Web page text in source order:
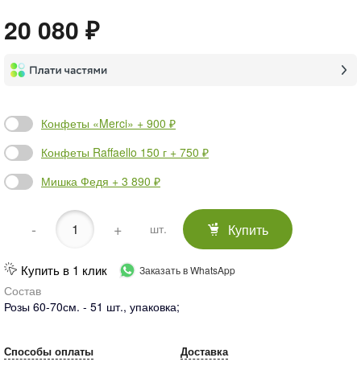
20 080 ₽
Конфеты «Merci» + 900 ₽
Конфеты Raffaello 150 г + 750 ₽
Мишка Федя + 3 890 ₽
- + шт. Купить
Купить в 1 клик Заказать в WhatsApp
Состав
Розы 60-70см. - 51 шт., упаковка;
Способы оплаты Доставка